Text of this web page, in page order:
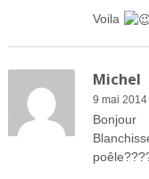
Voila
Michel
9 mai 2014
Bonjour